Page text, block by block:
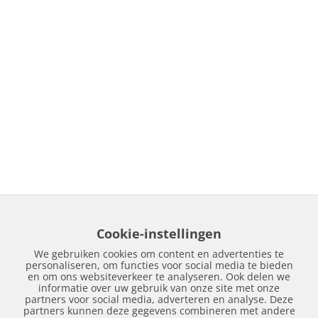
Cookie-instellingen
We gebruiken cookies om content en advertenties te
personaliseren, om functies voor social media te bieden
en om ons websiteverkeer te analyseren. Ook delen we
informatie over uw gebruik van onze site met onze
partners voor social media, adverteren en analyse. Deze
partners kunnen deze gegevens combineren met andere